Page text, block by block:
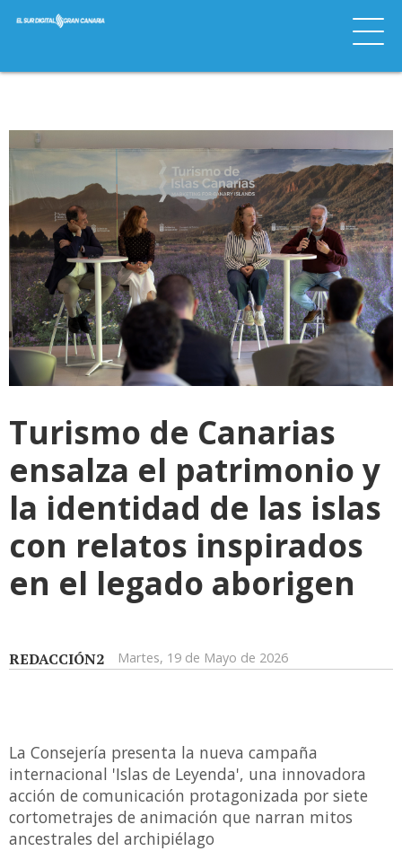
Turismo de Canarias
ensalza el patrimonio y
la identidad de las islas
con relatos inspirados
en el legado aborigen
REDACCIÓN2 Martes, 19 de Mayo de 2026
La Consejería presenta la nueva campaña
internacional 'Islas de Leyenda', una innovadora
acción de comunicación protagonizada por siete
cortometrajes de animación que narran mitos
ancestrales del archipiélago